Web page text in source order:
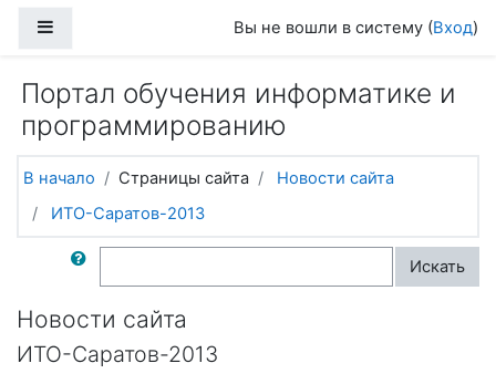
Вы не вошли в систему (Вход)
Портал обучения информатике и
программированию
В начало Страницы сайта
Новости сайта
ИТО-Саратов-2013
Поиск по форумам Искать
Новости сайта
ИТО-Саратов-2013